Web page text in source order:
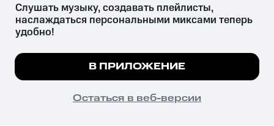
психотропных веществ, их аналогов причиняет вред здоровью,
их незаконный оборот запрещён и влечёт установленную
законодательством ответственность.
© 2026 ООО «КИОН».
Все права защищены
Мы используем куки, чтобы на сайте все
Подробнее
ПОНЯТНО
Слушать музыку, создавать плейлисты,
наслаждаться персональными миксами теперь
удобно!
В ПРИЛОЖЕНИЕ
Остаться в веб-версии